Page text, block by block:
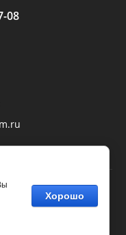
08
Хорошо